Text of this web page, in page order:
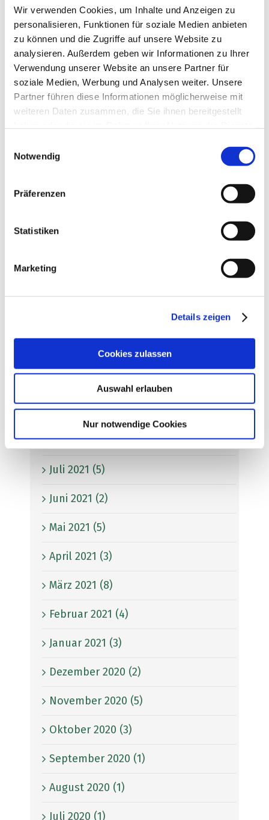
Wir verwenden Cookies, um Inhalte und Anzeigen zu
personalisieren, Funktionen für soziale Medien anbieten
zu können und die Zugriffe auf unsere Website zu
analysieren. Außerdem geben wir Informationen zu Ihrer
Verwendung unserer Website an unsere Partner für
soziale Medien, Werbung und Analysen weiter. Unsere
Partner führen diese Informationen möglicherweise mit
weiteren Daten zusammen, die Sie ihnen bereitgestellt
Notwendig
Präferenzen
Statistiken
Marketing
Details zeigen
Cookies zulassen
Auswahl erlauben
Nur notwendige Cookies
März 2023 (2)
Januar 2023 (1)
Dezember 2022 (2)
November 2022 (4)
August 2022 (4)
Mai 2022 (7)
März 2022 (4)
Februar 2022 (1)
November 2021 (1)
Oktober 2021 (3)
September 2021 (3)
August 2021 (2)
Juli 2021 (5)
Juni 2021 (2)
Mai 2021 (5)
April 2021 (3)
März 2021 (8)
Februar 2021 (4)
Januar 2021 (3)
Dezember 2020 (2)
November 2020 (5)
Oktober 2020 (3)
September 2020 (1)
August 2020 (1)
Juli 2020 (1)